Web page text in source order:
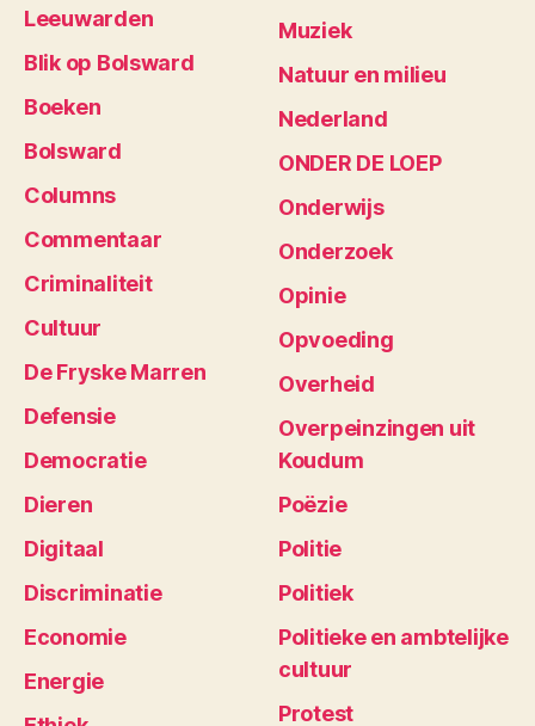
Leeuwarden
Blik op Bolsward
Boeken
Bolsward
Columns
Commentaar
Criminaliteit
Cultuur
De Fryske Marren
Defensie
Democratie
Dieren
Digitaal
Discriminatie
Economie
Energie
Muziek
Natuur en milieu
Nederland
ONDER DE LOEP
Onderwijs
Onderzoek
Opinie
Opvoeding
Overheid
Overpeinzingen uit
Koudum
Poëzie
Politie
Politiek
Politieke en ambtelijke
cultuur
Protest